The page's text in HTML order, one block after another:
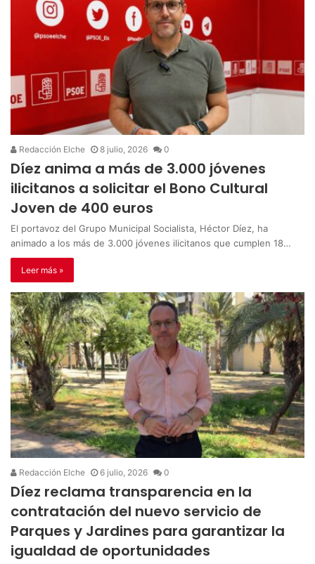
Redacción Elche 8 julio, 2026 0
Díez anima a más de 3.000 jóvenes
ilicitanos a solicitar el Bono Cultural
Joven de 400 euros
El portavoz del Grupo Municipal Socialista, Héctor Díez, ha
animado a los más de 3.000 jóvenes ilicitanos que cumplen 18…
Leer más »
Redacción Elche 6 julio, 2026 0
Díez reclama transparencia en la
contratación del nuevo servicio de
Parques y Jardines para garantizar la
igualdad de oportunidades